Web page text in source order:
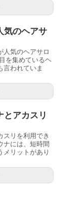
気のヘアサ
人気のヘアサロ
を集めているヘ
言われていま
とアカスリ
スリを利用でき
ナには、短時間
メリットがあり